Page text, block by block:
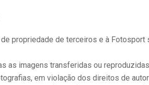
propriedade de terceiros e à
as imagens transferidas ou
em violação dos direitos de